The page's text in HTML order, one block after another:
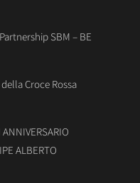
SBM – BE
Croce Rossa
ANNIVERSARIO
ALBERTO